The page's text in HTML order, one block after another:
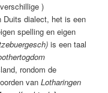
)
Duits dialect, het is een
spelling en eigen
is een taal
rondom de
van Lotharingen